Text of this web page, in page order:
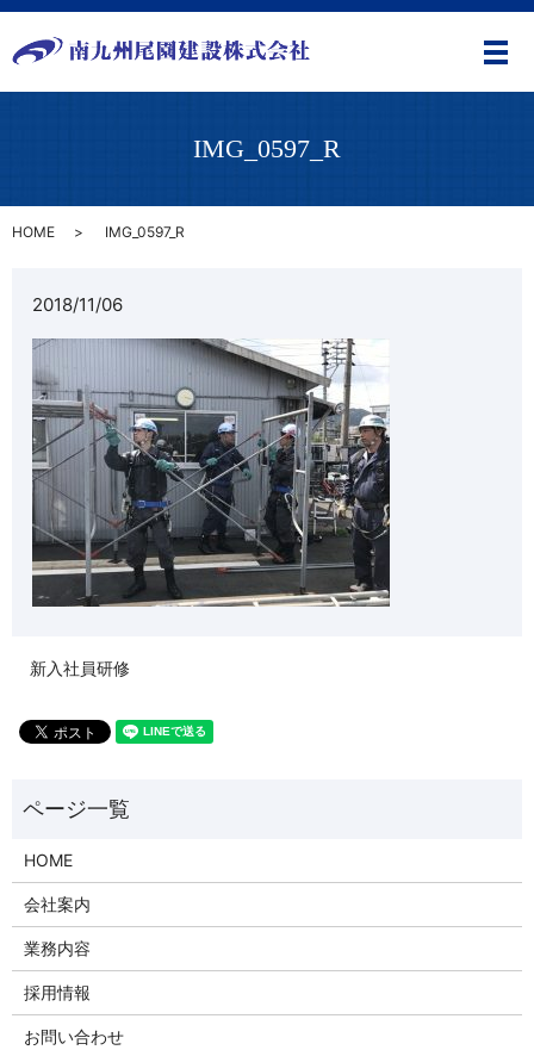
メ
IMG_0597_R
HOME IMG_0597_R
2018/11/06
新入社員研修
HOME
会社案内
業務内容
採用情報
お問い合わせ